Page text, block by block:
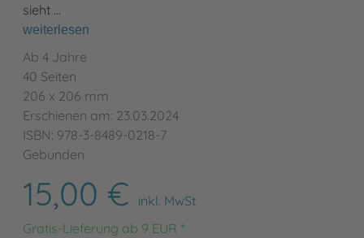
sieht …
weiterlesen
Ab 4 Jahre
40 Seiten
206 x 206 mm
Erschienen am: 23.03.2024
ISBN: 978-3-8489-0218-7
Gebunden
15,00 €
inkl. MwSt
Gratis-Lieferung ab 9 EUR *